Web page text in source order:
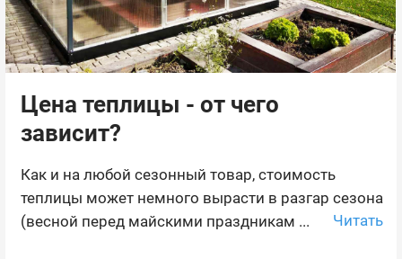
Цена теплицы - от чего
зависит?
Как и на любой сезонный товар, стоимость
теплицы может немного вырасти в разгар сезона
(весной перед майскими праздникам ...
Читать